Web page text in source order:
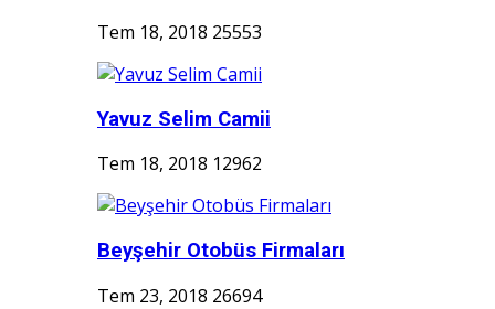
Tem 18, 2018 25553
Yavuz Selim Camii
Tem 18, 2018 12962
Beyşehir Otobüs Firmaları
Tem 23, 2018 26694